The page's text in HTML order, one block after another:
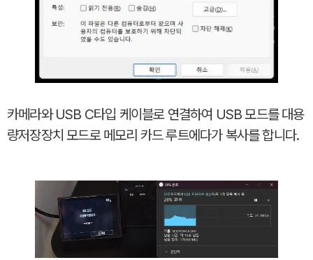
카메라와 USB C타입 케이블로 연결하여 USB 모드를 대용
량저장장치 모드로 메모리 카드 루트에다가 복사를 합니다.